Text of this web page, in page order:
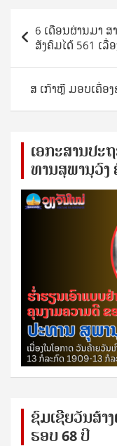
navigation
6 ເດືອນຜ່ານມາ
ສັງຄົມໄດ້ 561 ເລື່ອ
ສ ເກົາຫຼີ ມອບເຄື່ອ
ເອ​ກະ​ສານ​ປະ​
ທານ​ສຸ​ພາ​ນຸ​ວົງ
ຊົ​ມ​ເຊີຍ​ວັນ​ສ້າ
ຮອບ 68 ປິ